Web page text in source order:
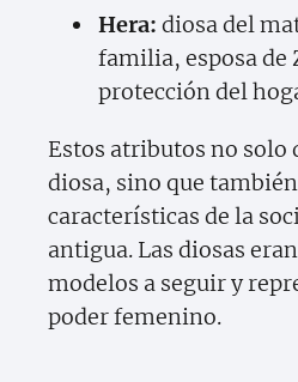
Hera: diosa del
familia, esposa de
protección del
Estos atributos no solo
diosa, sino que
características de la
antigua. Las diosas
modelos a seguir y
poder femenino.